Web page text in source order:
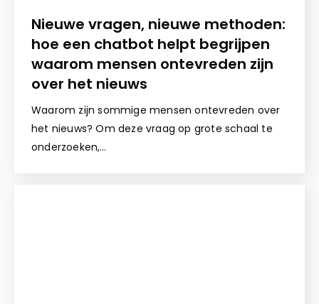
Nieuwe vragen, nieuwe methoden:
hoe een chatbot helpt begrijpen
waarom mensen ontevreden zijn
over het nieuws
Waarom zijn sommige mensen ontevreden over
het nieuws? Om deze vraag op grote schaal te
onderzoeken,…